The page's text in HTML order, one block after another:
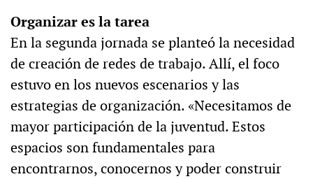
Organizar es la tarea
En la segunda jornada se planteó la necesidad
de creación de redes de trabajo. Allí, el foco
estuvo en los nuevos escenarios y las
estrategias de organización. «Necesitamos de
mayor participación de la juventud. Estos
espacios son fundamentales para
encontrarnos, conocernos y poder construir